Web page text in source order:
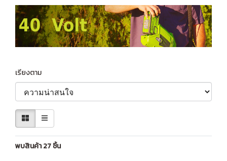
เรียงตาม
พบสินค้า 27 ชิ้น